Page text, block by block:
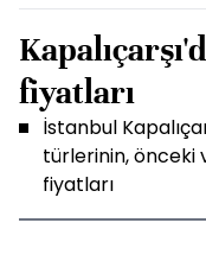
fiyatları
İstanbul
türlerinin, önceki
fiyatları